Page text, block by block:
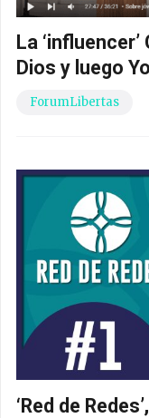
La
Dios y luego
ForumLibertas
‘Red de